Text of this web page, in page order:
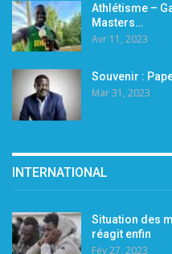
Athlétisme –
Masters…
Avr 11, 2023
Souvenir :
Mar 31, 2023
INTERNATIONAL
Situation des
réagit enfin
Fév 27, 2023